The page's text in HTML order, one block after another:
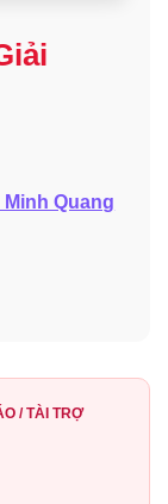
Minh Quang
/ TÀI TRỢ